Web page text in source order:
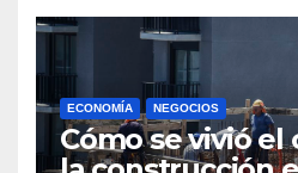
ECONOMÍA NEGOCIOS
Cómo se vivió